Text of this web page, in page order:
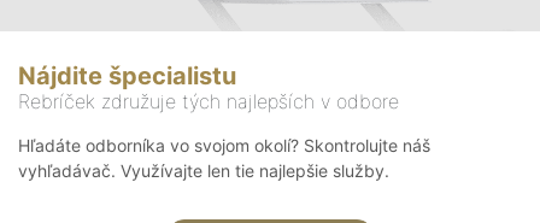
Nájdite špecialistu
Rebríček združuje tých najlepších v odbore
Hľadáte odborníka vo svojom okolí? Skontrolujte náš
vyhľadávač. Využívajte len tie najlepšie služby.